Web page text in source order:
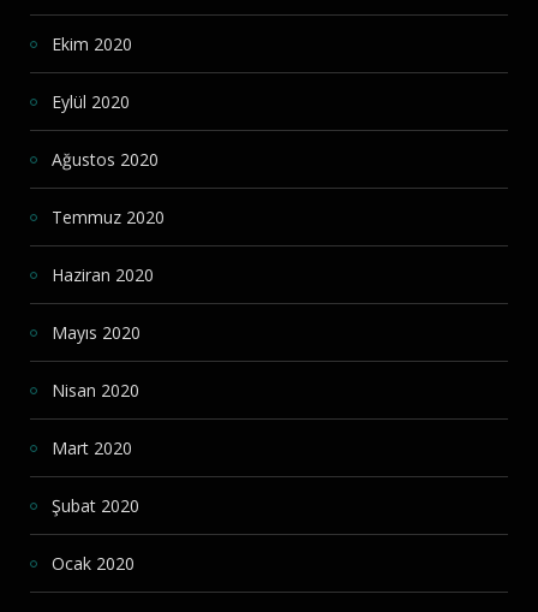
Ekim 2020
Eylül 2020
Ağustos 2020
Temmuz 2020
Haziran 2020
Mayıs 2020
Nisan 2020
Mart 2020
Şubat 2020
Ocak 2020